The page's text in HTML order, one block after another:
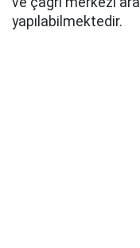
yapılabilmektedir.